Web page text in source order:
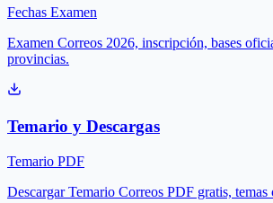
Fechas Examen
Examen Correos 2026, inscripción, bases
provincias.
Temario y Descargas
Temario PDF
Descargar Temario Correos PDF gratis, temas